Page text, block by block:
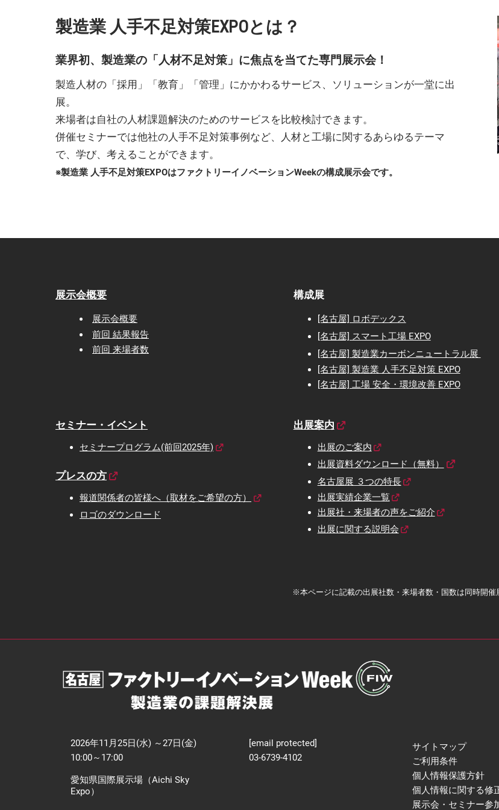
製造業 人手不足対策EXPOとは？
業界初、製造業の「人材不足対策」に焦点を当てた専門展示会！
製造人材の「採用」「教育」「管理」にかかわるサービス、ソリューションが一堂に出
展。
来場者は自社の人材課題解決のためのサービスを比較検討できます。
併催セミナーでは他社の人手不足対策事例など、人材と工場に関するあらゆるテーマ
で、学び、考えることができます。
※製造業 人手不足対策EXPOはファクトリーイノベーションWeekの構成展示会です。
展示会概要
展示会概要
前回 結果報告
前回 来場者数
構成展
[名古屋] ロボデックス
[名古屋] スマート工場 EXPO
[名古屋] 製造業カーボンニュートラル展
[名古屋] 製造業 人手不足対策 EXPO
[名古屋] 工場 安全・環境改善 EXPO
セミナー・イベント
セミナープログラム(前回2025年)
プレスの方
報道関係者の皆様へ（取材をご希望の方）
ロゴのダウンロード
出展案内
出展のご案内
出展資料ダウンロード（無料）
名古屋展 ３つの特長
出展実績企業一覧
出展社・来場者の声をご紹介
出展に関する説明会
※本ページに記載の出展社数・来場者数・国数は同時開催
2026年11月25日(水) ～27日(金)
10:00～17:00
愛知県国際展示場（Aichi Sky
Expo）
[email protected]
03-6739-4102
サイトマップ
ご利用条件
個人情報保護方針
個人情報に関する修
展示会・セミナー参